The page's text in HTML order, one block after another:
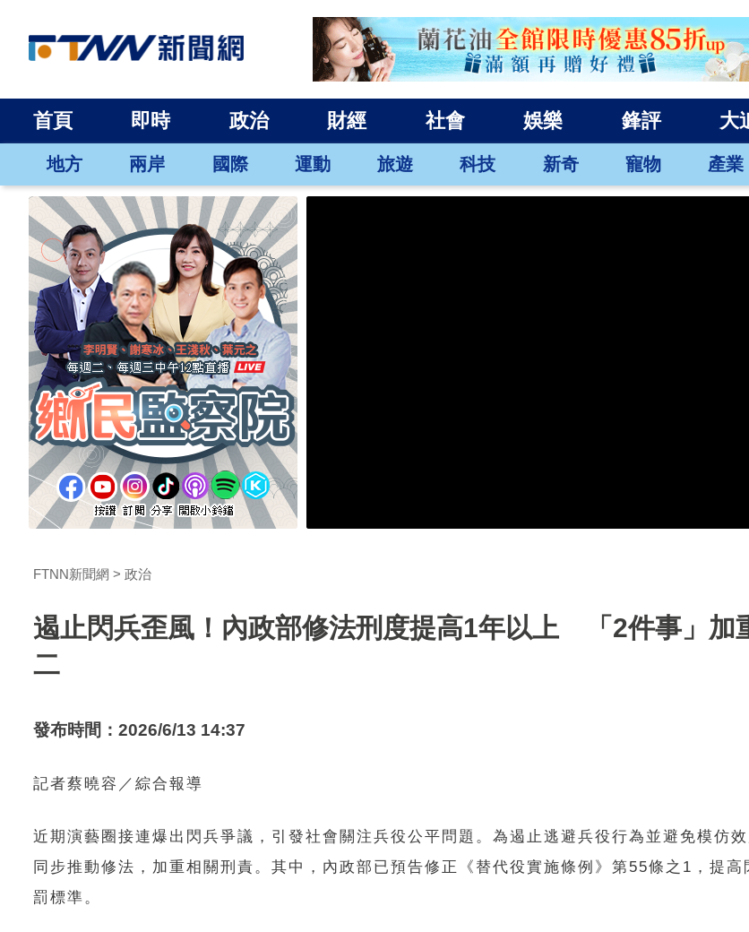
首頁 即時 政治 財經 社會 娛樂 鋒評 大
地方 兩岸 國際 運動 旅遊 科技 新奇 寵物 產業
FTNN新聞網 政治
遏止閃兵歪風！內政部修法刑度提高1年以上 「2件事」加
二
發布時間：2026/6/13 14:37
記者蔡曉容／綜合報導
近期演藝圈接連爆出閃兵爭議，引發社會關注兵役公平問題。為遏止逃避兵役行為並避免模仿
同步推動修法，加重相關刑責。其中，內政部已預告修正《替代役實施條例》第55條之1，提高
罰標準。